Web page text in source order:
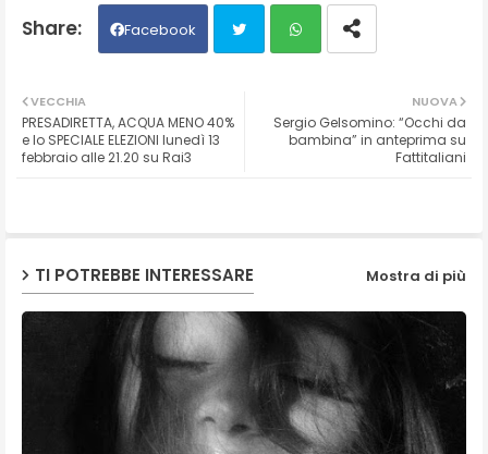
Facebook
ter ats
NUOVA
Sergio Gelsomino: “Occhi da
bambina” in anteprima su
Fattitaliani
VECCHIA
PRESADIRETTA, ACQUA MENO 40%
e lo SPECIALE ELEZIONI lunedì 13
febbraio alle 21.20 su Rai3
TI POTREBBE INTERESSARE Mostra di più